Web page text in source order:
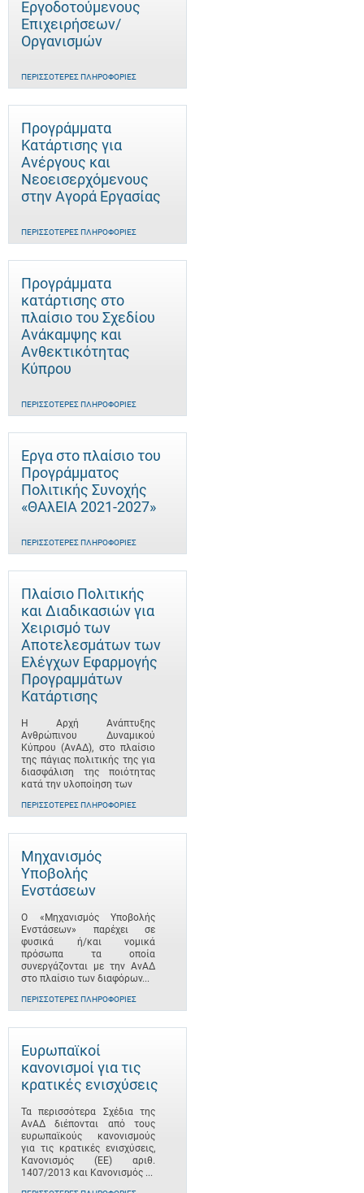
Εργοδοτούμενους
Επιχειρήσεων/
Οργανισμών
ΠΕΡΙΣΣΌΤΕΡΕΣ ΠΛΗΡΟΦΟΡΊΕΣ
Προγράμματα
Κατάρτισης για
Ανέργους και
Νεοεισερχόμενους
στην Αγορά Εργασίας
ΠΕΡΙΣΣΌΤΕΡΕΣ ΠΛΗΡΟΦΟΡΊΕΣ
Προγράμματα
κατάρτισης στο
πλαίσιο του Σχεδίου
Ανάκαμψης και
Ανθεκτικότητας
Κύπρου
ΠΕΡΙΣΣΌΤΕΡΕΣ ΠΛΗΡΟΦΟΡΊΕΣ
Έργα στο πλαίσιο του
Προγράμματος
Πολιτικής Συνοχής
«ΘΑλΕΙΑ 2021-2027»
ΠΕΡΙΣΣΌΤΕΡΕΣ ΠΛΗΡΟΦΟΡΊΕΣ
Πλαίσιο Πολιτικής
και Διαδικασιών για
Χειρισμό των
Αποτελεσμάτων των
Ελέγχων Εφαρμογής
Προγραμμάτων
Κατάρτισης
Η Αρχή Ανάπτυξης
Ανθρώπινου Δυναμικού
Κύπρου (ΑνΑΔ), στο πλαίσιο
της πάγιας πολιτικής της για
διασφάλιση της ποιότητας
κατά την υλοποίηση των
ΠΕΡΙΣΣΌΤΕΡΕΣ ΠΛΗΡΟΦΟΡΊΕΣ
Μηχανισμός
Υποβολής
Ενστάσεων
Ο «Μηχανισμός Υποβολής
Ενστάσεων» παρέχει σε
φυσικά ή/και νομικά
πρόσωπα τα οποία
συνεργάζονται με την ΑνΑΔ
στο πλαίσιο των διαφόρων...
ΠΕΡΙΣΣΌΤΕΡΕΣ ΠΛΗΡΟΦΟΡΊΕΣ
Ευρωπαϊκοί
κανονισμοί για τις
κρατικές ενισχύσεις
Τα περισσότερα Σχέδια της
ΑνΑΔ διέπονται από τους
ευρωπαϊκούς κανονισμούς
για τις κρατικές ενισχύσεις,
Κανονισμός (ΕΕ) αριθ.
1407/2013 και Κανονισμός ...